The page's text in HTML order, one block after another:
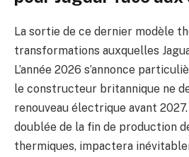
La sortie de ce dernier modèle
transformations auxquelles
L’année 2026 s’annonce
le constructeur britannique ne
renouveau électrique avant
doublée de la fin de production
thermiques, impactera